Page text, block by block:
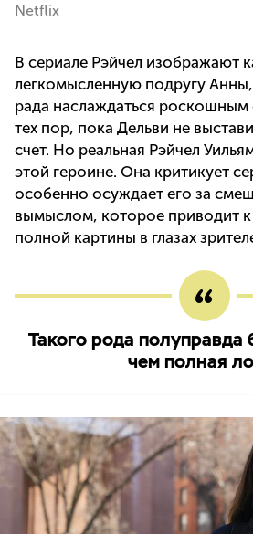
Netflix
В сериале Рэйчел изображают
легкомысленную подругу
рада наслаждаться
тех пор, пока Дельви не
счет. Но реальная Рэйчел
этой героине. Она критикует
особенно осуждает его за
вымыслом, которое приводит
полной картины в глазах
Такого рода полуправда
чем полная